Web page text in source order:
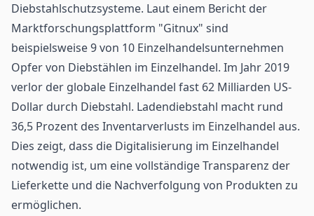
Diebstahlschutzsysteme. Laut einem Bericht der
Marktforschungsplattform "Gitnux" sind
beispielsweise 9 von 10 Einzelhandelsunternehmen
Opfer von Diebstählen im Einzelhandel. Im Jahr 2019
verlor der globale Einzelhandel fast 62 Milliarden US-
Dollar durch Diebstahl. Ladendiebstahl macht rund
36,5 Prozent des Inventarverlusts im Einzelhandel aus.
Dies zeigt, dass die Digitalisierung im Einzelhandel
notwendig ist, um eine vollständige Transparenz der
Lieferkette und die Nachverfolgung von Produkten zu
ermöglichen.